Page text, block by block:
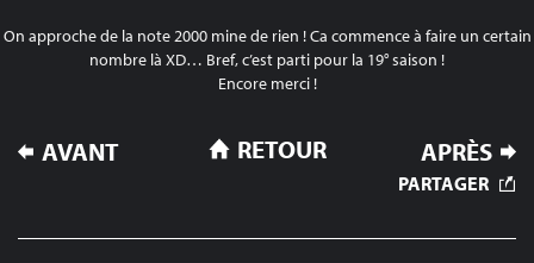
On approche de la note 2000 mine de rien ! Ca commence à faire un certain
nombre là XD… Bref, c’est parti pour la 19° saison !
Encore merci !
NAVIGATION
DE
AVANT APRÈS
RETOUR
PARTAGER